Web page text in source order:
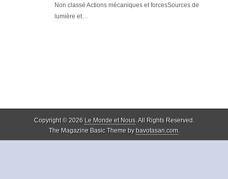
Non classé Actions mécaniques et forcesSources de
lumière et…
Copyright © 2026 Le Monde et Nous. All Rights Reserved.
The Magazine Basic Theme bybavotasan.com.